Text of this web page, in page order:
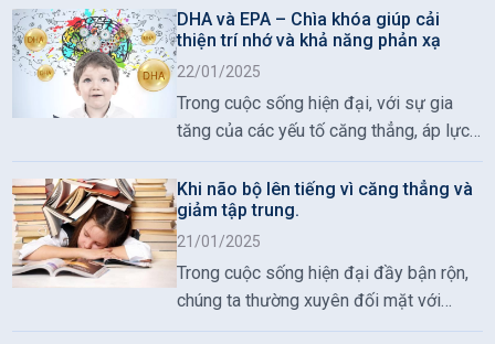
chất béo trong não bộ. DHA đóng vai
trò quan trọng trong sự phát triển thần
kinh, thị giác và chức năng miễn dịch
của trẻ. DHA có nhiều trong dầu (mỡ)
của một số loài cá béo, dầu hải cẩu, các
mẹ.
DHA và EPA – Chìa khóa giúp cải
thiện trí nhớ và khả năng phản xạ
22/01/2025
Trong cuộc sống hiện đại, với sự gia
tăng của các yếu tố căng thẳng, áp lực
và thói quen sinh hoạt không lành mạnh,
sức khỏe não bộ đang trở thành một
vấn đề đáng lo ngại. Trí nhớ suy giảm,
khả năng phản xạ chậm là những dấu
hiệu thường gặp khi não bộ không nhận
được sự chăm sóc và dưỡng chất đầy
Khi não bộ lên tiếng vì căng thẳng và
giảm tập trung.
21/01/2025
Trong cuộc sống hiện đại đầy bận rộn,
chúng ta thường xuyên đối mặt với
căng thẳng, lo âu, và áp lực công việc.